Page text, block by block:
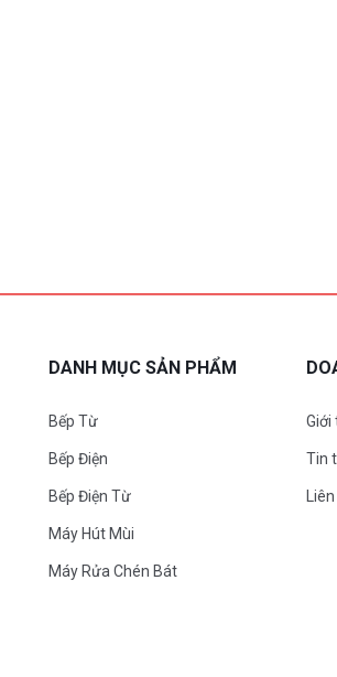
DANH MỤC SẢN PHẨM
Bếp Từ
Bếp Điện
Bếp Điện Từ
Máy Hút Mùi
Máy Rửa Chén Bát
Giới
Tin